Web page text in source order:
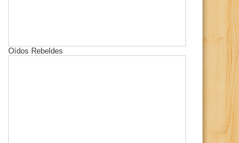
Oídos Rebeldes